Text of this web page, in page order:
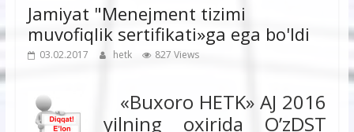
Jamiyat "Menejment tizimi
muvofiqlik sertifikati»ga ega bo'ldi
03.02.2017 hetk 827 Views
«Buxoro HETK» AJ 2016
yilning oxirida O’zDST